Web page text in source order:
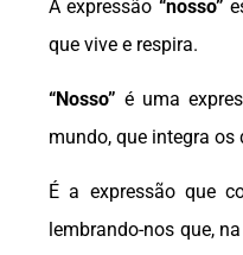
A expressão “nosso”
que vive e respira.
“Nosso” é uma
mundo, que integra
É a expressão que
lembrando-nos que,